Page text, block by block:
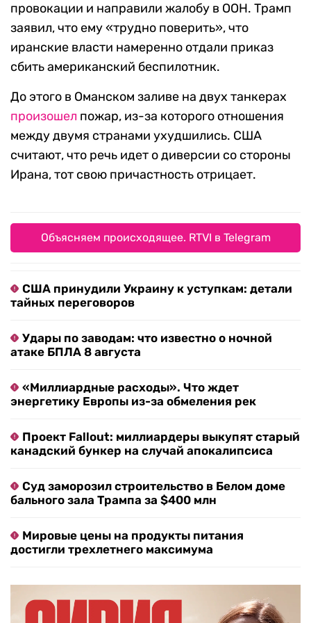
провокации и направили жалобу в ООН. Трамп
заявил, что ему «трудно поверить», что
иранские власти намеренно отдали приказ
сбить американский беспилотник.
До этого в Оманском заливе на двух танкерах
произошел пожар, из-за которого отношения
между двумя странами ухудшились. США
считают, что речь идет о диверсии со стороны
Ирана, тот свою причастность отрицает.
Объясняем происходящее. RTVI в Telegram
США принудили Украину к уступкам: детали
тайных переговоров
Удары по заводам: что известно о ночной
атаке БПЛА 8 августа
«Миллиардные расходы». Что ждет
энергетику Европы из-за обмеления рек
Проект Fallout: миллиардеры выкупят старый
канадский бункер на случай апокалипсиса
Суд заморозил строительство в Белом доме
бального зала Трампа за $400 млн
Мировые цены на продукты питания
достигли трехлетнего максимума